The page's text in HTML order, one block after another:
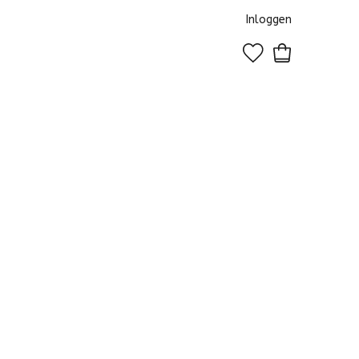
Inloggen